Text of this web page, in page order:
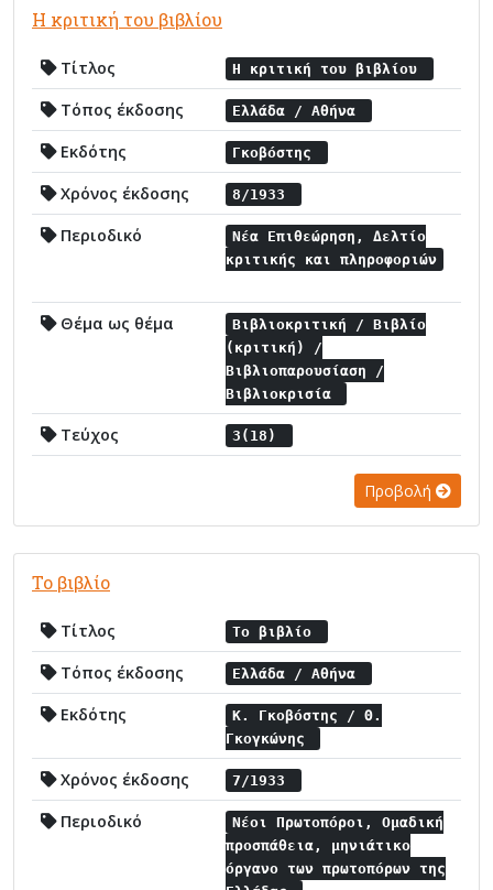
Η κριτική του βιβλίου
Τίτλος Η κριτική του βιβλίου
Τόπος έκδοσης Ελλάδα / Αθήνα
Εκδότης Γκοβόστης
Χρόνος έκδοσης 8/1933
Περιοδικό
Νέα Επιθεώρηση, Δελτίο
κριτικής και πληροφοριών
Θέμα ως θέμα
Βιβλιοκριτική / Βιβλίο
(κριτική) /
Βιβλιοπαρουσίαση /
Βιβλιοκρισία
Τεύχος 3(18)
Προβολή
Το βιβλίο
Τίτλος Το βιβλίο
Τόπος έκδοσης Ελλάδα / Αθήνα
Εκδότης
Κ. Γκοβόστης / Θ.
Γκογκώνης
Χρόνος έκδοσης 7/1933
Περιοδικό
Νέοι Πρωτοπόροι, Ομαδική
προσπάθεια, μηνιάτικο
όργανο των πρωτοπόρων της